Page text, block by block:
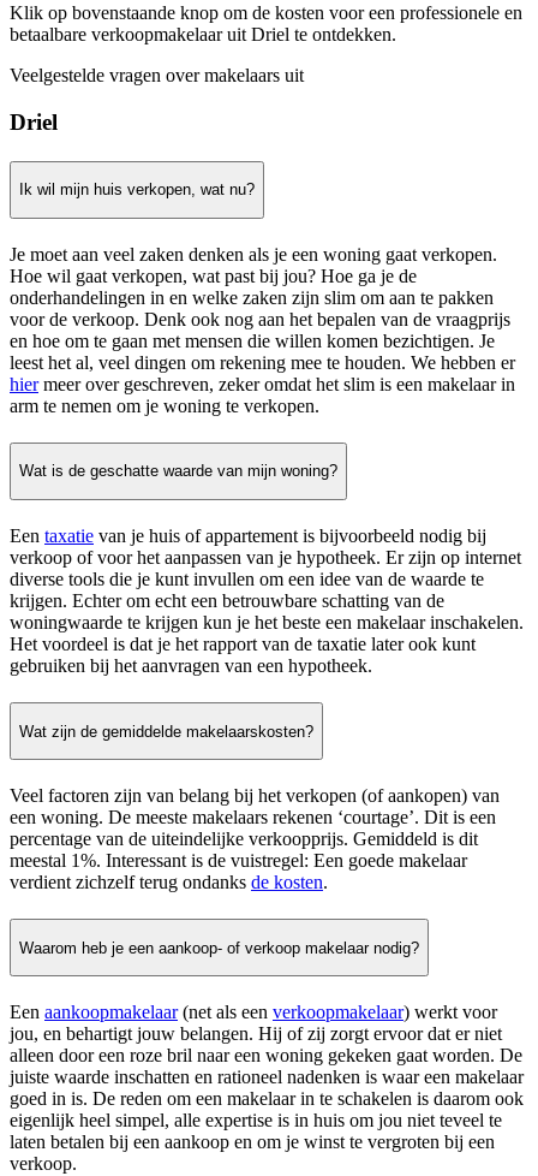
Klik op bovenstaande knop om de kosten voor een professionele en
betaalbare verkoopmakelaar uit Driel te ontdekken.
Veelgestelde vragen over makelaars uit
Driel
Ik wil mijn huis verkopen, wat nu?
Je moet aan veel zaken denken als je een woning gaat verkopen.
Hoe wil gaat verkopen, wat past bij jou? Hoe ga je de
onderhandelingen in en welke zaken zijn slim om aan te pakken
voor de verkoop. Denk ook nog aan het bepalen van de vraagprijs
en hoe om te gaan met mensen die willen komen bezichtigen. Je
leest het al, veel dingen om rekening mee te houden. We hebben er
hiermeer over geschreven, zeker omdat het slim is een makelaar in
arm te nemen om je woning te verkopen.
Wat is de geschatte waarde van mijn woning?
Een taxatie van je huis of appartement is bijvoorbeeld nodig bij
verkoop of voor het aanpassen van je hypotheek. Er zijn op internet
diverse tools die je kunt invullen om een idee van de waarde te
krijgen. Echter om echt een betrouwbare schatting van de
woningwaarde te krijgen kun je het beste een makelaar inschakelen.
Het voordeel is dat je het rapport van de taxatie later ook kunt
gebruiken bij het aanvragen van een hypotheek.
Wat zijn de gemiddelde makelaarskosten?
Veel factoren zijn van belang bij het verkopen (of aankopen) van
een woning. De meeste makelaars rekenen ‘courtage’. Dit is een
percentage van de uiteindelijke verkoopprijs. Gemiddeld is dit
meestal 1%. Interessant is de vuistregel: Een goede makelaar
verdient zichzelf terug ondanks de kosten.
Waarom heb je een aankoop- of verkoop makelaar nodig?
Een aankoopmakelaar(net als een verkoopmakelaar) werkt voor
jou, en behartigt jouw belangen. Hij of zij zorgt ervoor dat er niet
alleen door een roze bril naar een woning gekeken gaat worden. De
juiste waarde inschatten en rationeel nadenken is waar een makelaar
goed in is. De reden om een makelaar in te schakelen is daarom ook
eigenlijk heel simpel, alle expertise is in huis om jou niet teveel te
laten betalen bij een aankoop en om je winst te vergroten bij een
verkoop.